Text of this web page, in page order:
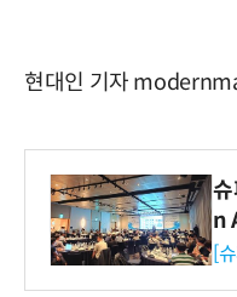
현대인 기자
n
[